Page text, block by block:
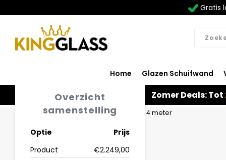
Gratis
Home Glazen Schuifwand
Zomer Deals: Tot
Carport in antraciet van 6,06 x 4 meter
Overzicht
samenstelling
Optie
Prijs
Product
€2.249,00